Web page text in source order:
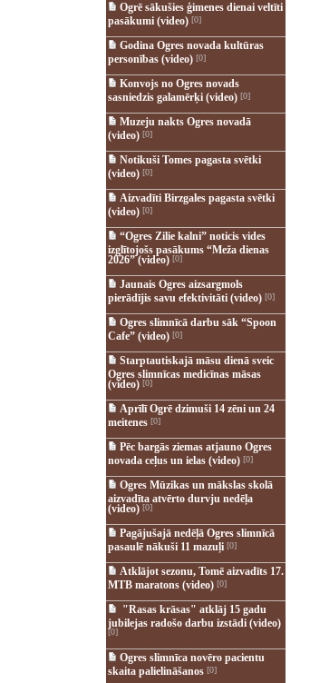
Ogrē sākušies ģimenes dienai veltīti
pasākumi (video)[0]
Godina Ogres novada kultūras
personības (video)[0]
Konvojs no Ogres novads
sasniedzis galamērķi (video)[0]
Muzeju nakts Ogres novadā
(video)[0]
Notikuši Tomes pagasta svētki
(video)[0]
Aizvadīti Birzgales pagasta svētki
(video)[0]
“Ogres Zilie kalni” noticis vides
izglītojošs pasākums “Meža dienas
2026” (video)[0]
Jaunais Ogres aizsargmols
pierādījis savu efektivitāti (video)[0]
Ogres slimnīcā darbu sāk “Spoon
Cafe” (video)[0]
Starptautiskajā māsu dienā sveic
Ogres slimnīcas medicīnas māsas
(video)[0]
Aprīlī Ogrē dzimuši 14 zēni un 24
meitenes [0]
Pēc bargās ziemas atjauno Ogres
novada ceļus un ielas (video)[0]
Ogres Mūzikas un mākslas skolā
aizvadīta atvērto durvju nedēļa
(video)[0]
Pagājušajā nedēļā Ogres slimnīcā
pasaulē nākuši 11 mazuļi[0]
Atklājot sezonu, Tomē aizvadīts 17.
MTB maratons (video)[0]
"Rasas krāsas" atklāj 15 gadu
jubilejas radošo darbu izstādi (video)
[0]
Ogres slimnīca novēro pacientu
skaita palielināšanos [0]